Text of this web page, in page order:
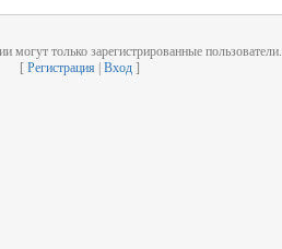
могут только зарегистрированные пользователи.
[ Регистрация Вход ]